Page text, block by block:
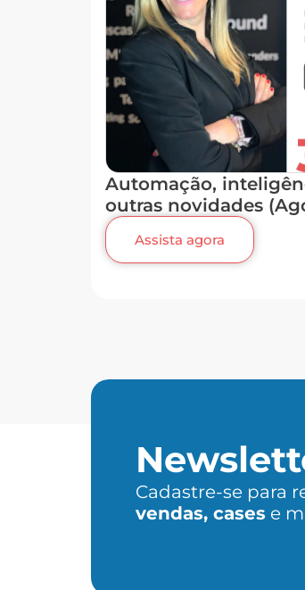
Automação,
outras novidades
Assista agora
Cadastre-se para
vendas, cases e